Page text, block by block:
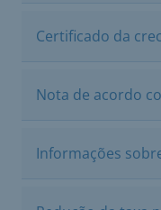
Certificado da
Nota de acordo
Informações